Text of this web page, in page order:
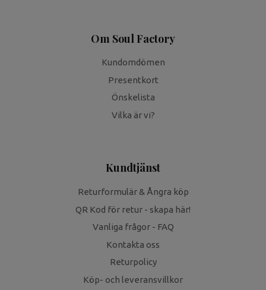
Om Soul Factory
Kundomdömen
Presentkort
Önskelista
Vilka är vi?
Kundtjänst
Returformulär & Ångra köp
QR Kod för retur - skapa här!
Vanliga frågor - FAQ
Kontakta oss
Returpolicy
Köp- och leveransvillkor